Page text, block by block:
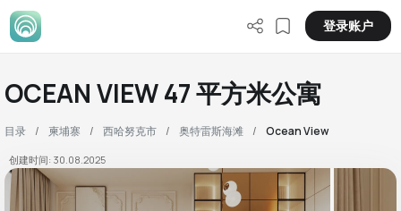
登录账户
OCEAN VIEW 47 平方米公寓
目录 柬埔寨 西哈努克市 奥特雷斯海滩 Ocean View
创建时间: 30.08.2025